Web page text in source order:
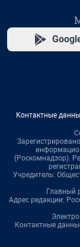
Контактные
(Роскомнадзор).
Учредитель:
Главный
Адрес редакции:
Контактные